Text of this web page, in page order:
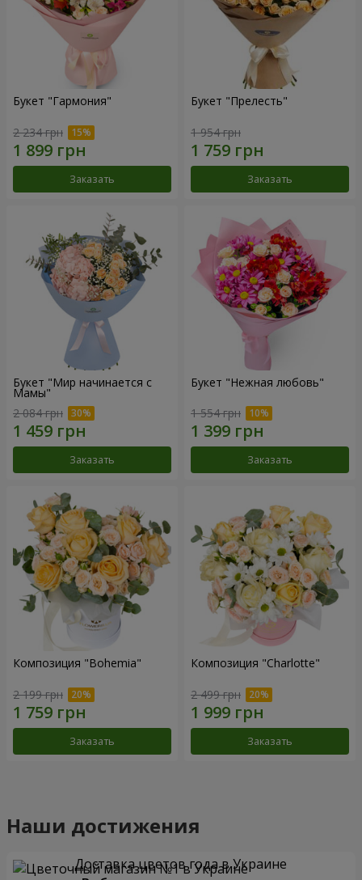
Букет "Гармония"
2 234 грн
Заказать
Букет "Прелесть"
1 954 грн
Заказать
Букет "Мир начинается с
Мамы"
2 084 грн
Заказать
Букет "Нежная любовь"
1 554 грн
Заказать
Композиция "Bohemia"
2 199 грн
Заказать
Композиция "Charlotte"
2 499 грн
Заказать
Наши достижения
Доставка цветов года в Украине